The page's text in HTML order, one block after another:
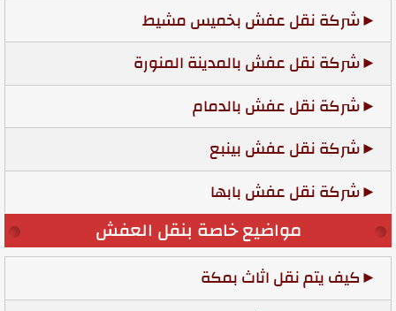
شركة نقل عفش بخميس مشيط
شركة نقل عفش بالمدينة المنورة
شركة نقل عفش بالدمام
شركة نقل عفش بينبع
شركة نقل عفش بابها
مواضيع خاصة بنقل العفش
كيف يتم نقل اثاث بمكة